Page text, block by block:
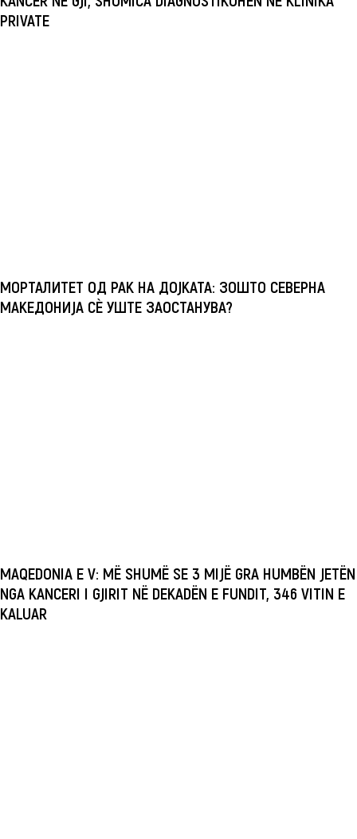
PRIVATE
МОРТАЛИТЕТ ОД РАК НА ДОЈКАТА: ЗОШТО СЕВЕРНА
МАКЕДОНИЈА СÈ УШТЕ ЗАОСТАНУВА?
MAQEDONIA E V: MË SHUMË SE 3 MIJË GRA HUMBËN JETËN
NGA KANCERI I GJIRIT NË DEKADËN E FUNDIT, 346 VITIN E
KALUAR